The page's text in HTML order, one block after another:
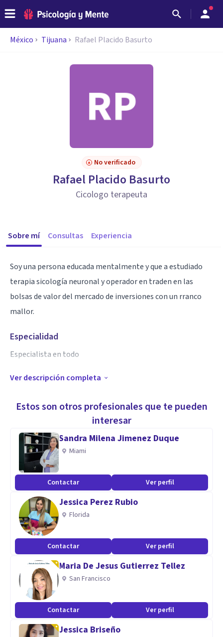
México Tijuana Rafael Placido Basurto
No verificado
Rafael Placido Basurto
Cicologo terapeuta
Sobre mí Consultas Experiencia
Soy una persona educada mentalmente y que a estudiado
terapia sicología neuronal y operador en traden en las
bolsas de valor del mercado de inversiones con un rranco
mallor.
Especialidad
Especialista en todo
Aptitudes
Atodos le encuentro solución al problema.
Ver descripción completa
Estos son otros profesionales que te pueden
interesar
Sandra Milena Jimenez Duque
Miami
Contactar Ver perfil
Jessica Perez Rubio
Florida
Contactar Ver perfil
Maria De Jesus Gutierrez Tellez
San Francisco
Contactar Ver perfil
Jessica Briseño